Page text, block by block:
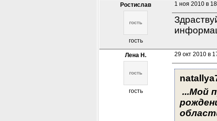
Ростислав
гость
1 ноя 2010 в
Лена Н.
гость
29 окт 2010 в
...Мой